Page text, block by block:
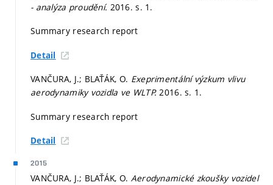
- analýza proudění. 2016.s. 1.
Summary research report
Detail
VANČURA, J.; BLAŤÁK, O. Exeprimentální výzkum vlivu
aerodynamiky vozidla ve WLTP.2016.s. 1.
Summary research report
Detail
2015
VANČURA, J.; BLAŤÁK, O. Aerodynamické zkoušky vozidel